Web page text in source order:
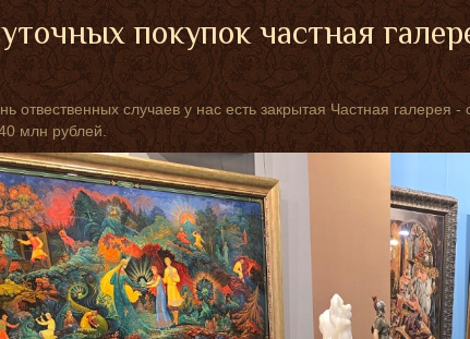
покупок частная
отвественных случаев у нас есть закрытая Частная галерея
млн рублей.